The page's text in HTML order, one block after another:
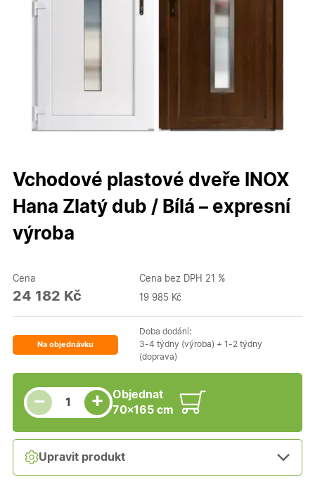
Vchodové plastové dveře INOX
Hana Zlatý dub / Bílá – expresní
výroba
Cena
24 182 Kč
Cena bez DPH 21 %
19 985 Kč
Na objednávku
Doba dodání:
3-4 týdny (výroba) + 1-2 týdny
(doprava)
−
Snížit množství
Počet kusů +
Zvýšit množství
Objednat
70×165 cm
Upravit produkt